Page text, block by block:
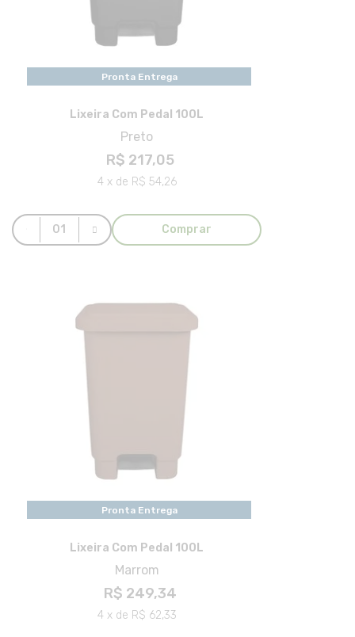
Pronta Entrega
Lixeira Com Pedal 100L
Preto
R$ 217,05
4 x de R$ 54,26
Comprar
Pronta Entrega
Lixeira Com Pedal 100L
Marrom
R$ 249,34
4 x de R$ 62,33